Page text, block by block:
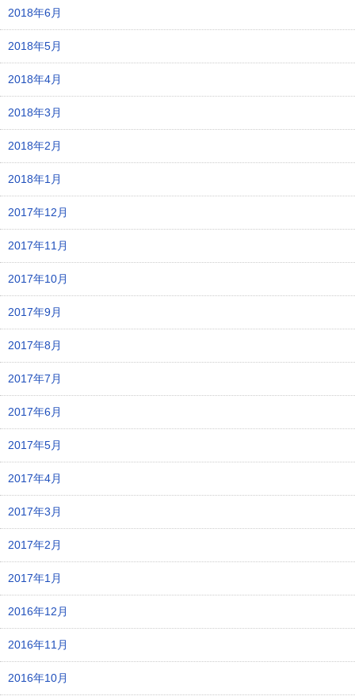
2018年6月
2018年5月
2018年4月
2018年3月
2018年2月
2018年1月
2017年12月
2017年11月
2017年10月
2017年9月
2017年8月
2017年7月
2017年6月
2017年5月
2017年4月
2017年3月
2017年2月
2017年1月
2016年12月
2016年11月
2016年10月